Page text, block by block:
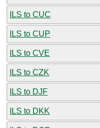
ILS to CUC
ILS to CUP
ILS to CVE
ILS to CZK
ILS to DJF
ILS to DKK